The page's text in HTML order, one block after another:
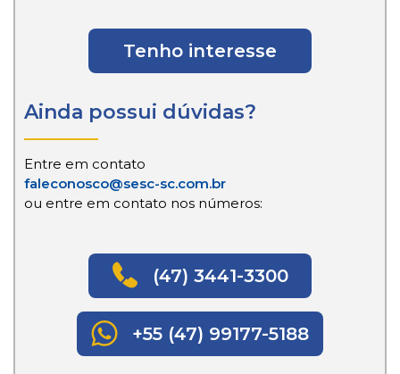
Tenho interesse
Ainda possui dúvidas?
Entre em contato
faleconosco@sesc-sc.com.br
ou entre em contato nos números:
(47) 3441-3300
+55 (47) 99177-5188